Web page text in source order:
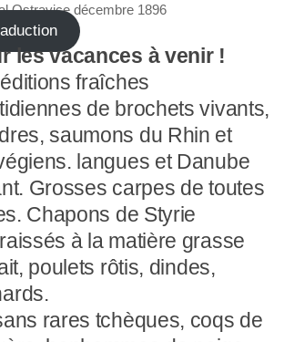
Ostravice décembre 1896
les vacances à venir !
fraîches
de brochets vivants,
saumons du Rhin et
langues et Danube
Grosses carpes de toutes
Chapons de Styrie
à la matière grasse
poulets rôtis, dindes,
rares tchèques, coqs de